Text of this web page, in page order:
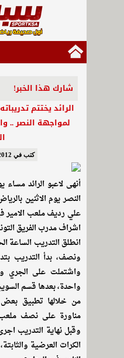
شارك هذا الخبر!
الرائد يختتم تدريباته
لمواجهة النصر ..
كتب في 05/08/2012 - 11:42 م
أنهى لاعبو الرائد مساء
النصر يوم الاثنين
علي رديف ملعب الامير
اشراف مدرب الفريق
انطلق التدريب الساعة
واشتملت على الجري
واحدة، بعدها قسم
من خلالها تطبيق بعض
مناورة على نصف ملعب
وقبل نهاية التدريب
الكرات العرضية